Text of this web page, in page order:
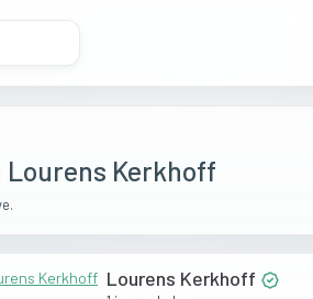
Kerkhoff
Lourens Kerkhoff